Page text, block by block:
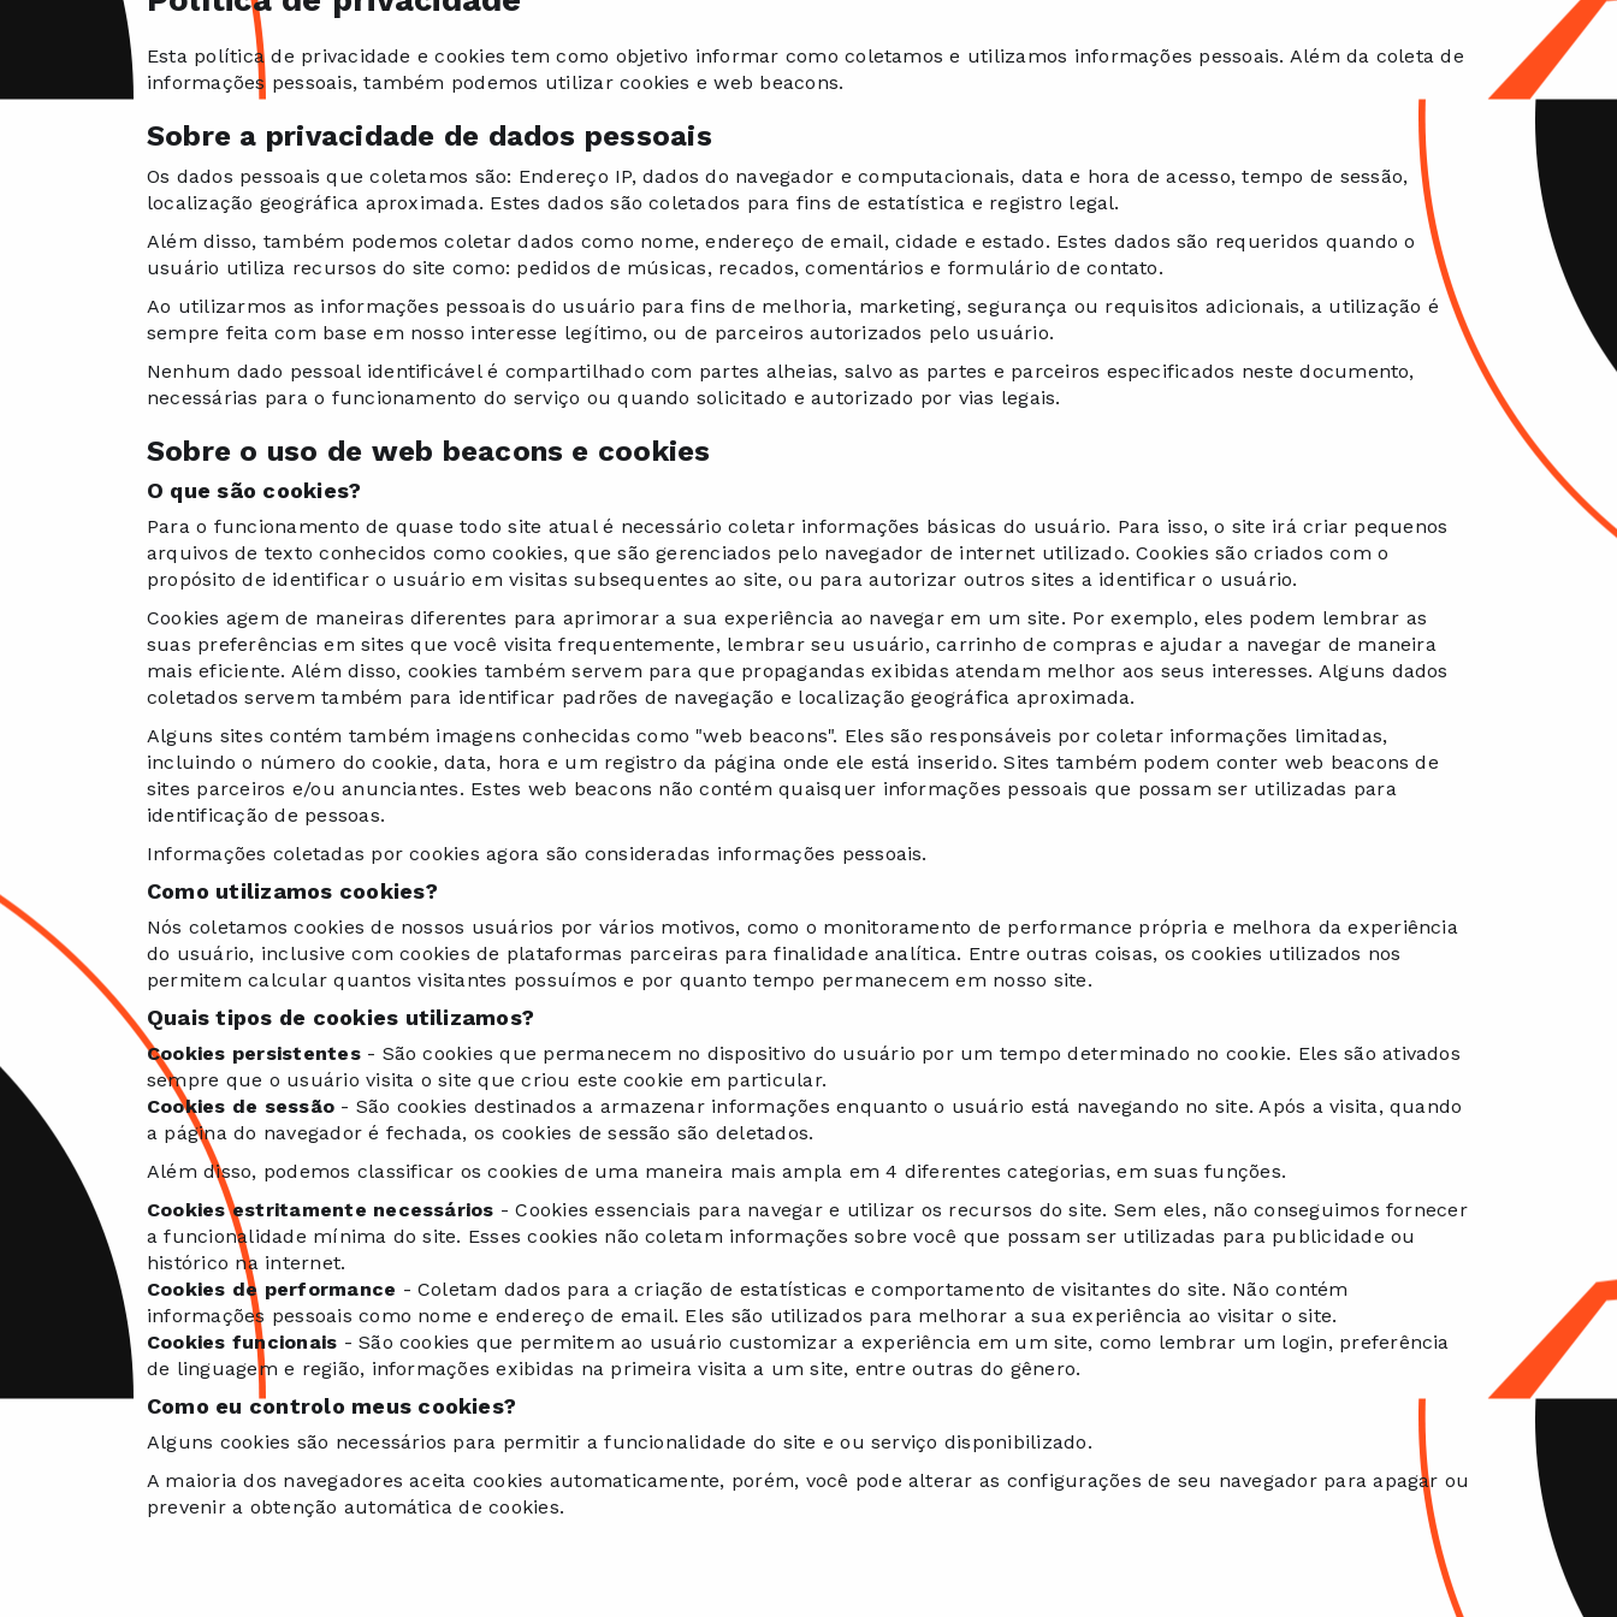
Esta política de privacidade e cookies tem como objetivo informar como coletamos e utilizamos informações pessoais. Além da coleta de
informações pessoais, também podemos utilizar cookies e web beacons.
Sobre a privacidade de dados pessoais
Os dados pessoais que coletamos são: Endereço IP, dados do navegador e computacionais, data e hora de acesso, tempo de sessão,
localização geográfica aproximada. Estes dados são coletados para fins de estatística e registro legal.
Além disso, também podemos coletar dados como nome, endereço de email, cidade e estado. Estes dados são requeridos quando o
usuário utiliza recursos do site como: pedidos de músicas, recados, comentários e formulário de contato.
Ao utilizarmos as informações pessoais do usuário para fins de melhoria, marketing, segurança ou requisitos adicionais, a utilização é
sempre feita com base em nosso interesse legítimo, ou de parceiros autorizados pelo usuário.
Nenhum dado pessoal identificável é compartilhado com partes alheias, salvo as partes e parceiros especificados neste documento,
necessárias para o funcionamento do serviço ou quando solicitado e autorizado por vias legais.
Sobre o uso de web beacons e cookies
O que são cookies?
Para o funcionamento de quase todo site atual é necessário coletar informações básicas do usuário. Para isso, o site irá criar pequenos
arquivos de texto conhecidos como cookies, que são gerenciados pelo navegador de internet utilizado. Cookies são criados com o
propósito de identificar o usuário em visitas subsequentes ao site, ou para autorizar outros sites a identificar o usuário.
Cookies agem de maneiras diferentes para aprimorar a sua experiência ao navegar em um site. Por exemplo, eles podem lembrar as
suas preferências em sites que você visita frequentemente, lembrar seu usuário, carrinho de compras e ajudar a navegar de maneira
mais eficiente. Além disso, cookies também servem para que propagandas exibidas atendam melhor aos seus interesses. Alguns dados
coletados servem também para identificar padrões de navegação e localização geográfica aproximada.
Alguns sites contém também imagens conhecidas como "web beacons". Eles são responsáveis por coletar informações limitadas,
incluindo o número do cookie, data, hora e um registro da página onde ele está inserido. Sites também podem conter web beacons de
sites parceiros e/ou anunciantes. Estes web beacons não contém quaisquer informações pessoais que possam ser utilizadas para
identificação de pessoas.
Informações coletadas por cookies agora são consideradas informações pessoais.
Como utilizamos cookies?
Nós coletamos cookies de nossos usuários por vários motivos, como o monitoramento de performance própria e melhora da experiência
do usuário, inclusive com cookies de plataformas parceiras para finalidade analítica. Entre outras coisas, os cookies utilizados nos
permitem calcular quantos visitantes possuímos e por quanto tempo permanecem em nosso site.
Quais tipos de cookies utilizamos?
Cookies persistentes- São cookies que permanecem no dispositivo do usuário por um tempo determinado no cookie. Eles são ativados
sempre que o usuário visita o site que criou este cookie em particular.
Cookies de sessão - São cookies destinados a armazenar informações enquanto o usuário está navegando no site. Após a visita, quando
a página do navegador é fechada, os cookies de sessão são deletados.
Além disso, podemos classificar os cookies de uma maneira mais ampla em 4 diferentes categorias, em suas funções.
Cookies estritamente necessários - Cookies essenciais para navegar e utilizar os recursos do site. Sem eles, não conseguimos fornecer
a funcionalidade mínima do site. Esses cookies não coletam informações sobre você que possam ser utilizadas para publicidade ou
histórico na internet.
Cookies de performance - Coletam dados para a criação de estatísticas e comportamento de visitantes do site. Não contém
informações pessoais como nome e endereço de email. Eles são utilizados para melhorar a sua experiência ao visitar o site.
Cookies funcionais - São cookies que permitem ao usuário customizar a experiência em um site, como lembrar um login, preferência
de linguagem e região, informações exibidas na primeira visita a um site, entre outras do gênero.
Como eu controlo meus cookies?
Alguns cookies são necessários para permitir a funcionalidade do site e ou serviço disponibilizado.
A maioria dos navegadores aceita cookies automaticamente, porém, você pode alterar as configurações de seu navegador para apagar ou
prevenir a obtenção automática de cookies.